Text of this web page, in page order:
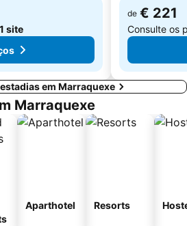
1 site
de € 221
Consulte os
em Marraquexe
Marraquexe
Aparthotel Resorts